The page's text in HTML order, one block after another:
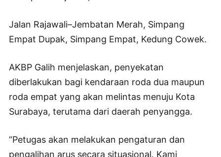
Jalan Rajawali–Jembatan Merah, Simpang
Empat Dupak, Simpang Empat, Kedung Cowek.
AKBP Galih menjelaskan, penyekatan
diberlakukan bagi kendaraan roda dua maupun
roda empat yang akan melintas menuju Kota
Surabaya, terutama dari daerah penyangga.
“Petugas akan melakukan pengaturan dan
pengalihan arus secara situasional. Kami